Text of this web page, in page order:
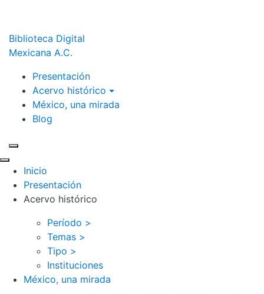
Biblioteca Digital
Mexicana A.C.
Presentación
Acervo histórico
México, una mirada
Blog
Inicio
Presentación
Acervo histórico
Período >
Temas >
Tipo >
Instituciones
México, una mirada